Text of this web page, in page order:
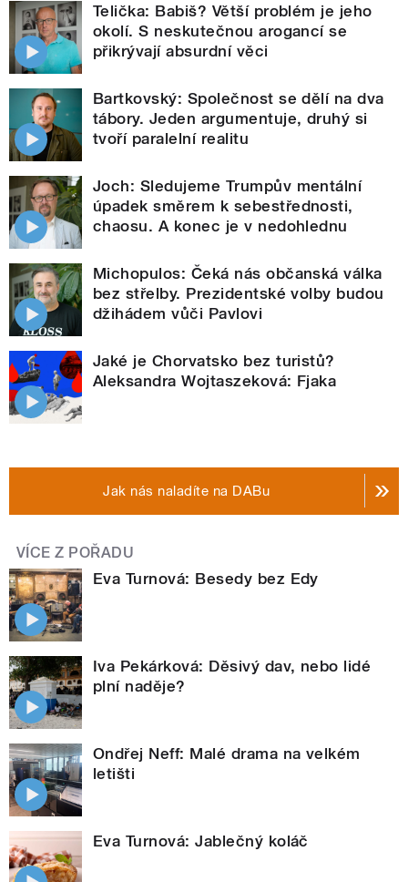
Telička: Babiš? Větší problém je jeho
okolí. S neskutečnou arogancí se
přikrývají absurdní věci
Bartkovský: Společnost se dělí na dva
tábory. Jeden argumentuje, druhý si
tvoří paralelní realitu
Joch: Sledujeme Trumpův mentální
úpadek směrem k sebestřednosti,
chaosu. A konec je v nedohlednu
Michopulos: Čeká nás občanská válka
bez střelby. Prezidentské volby budou
džihádem vůči Pavlovi
Jaké je Chorvatsko bez turistů?
Aleksandra Wojtaszeková: Fjaka
Jak nás naladíte na DABu
VÍCE Z POŘADU
Eva Turnová: Besedy bez Edy
Iva Pekárková: Děsivý dav, nebo lidé
plní naděje?
Ondřej Neff: Malé drama na velkém
letišti
Eva Turnová: Jablečný koláč